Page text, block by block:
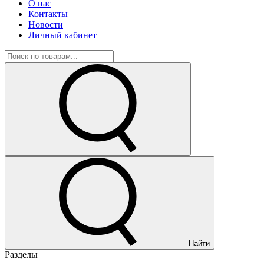
О нас
Контакты
Новости
Личный кабинет
Найти
Разделы